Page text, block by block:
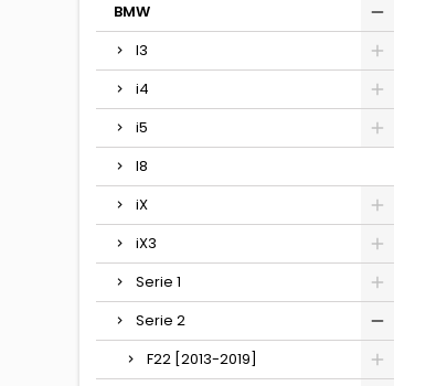
BMW
I3
i4
i5
I8
iX
iX3
Serie 1
Serie 2
F22 [2013-2019]